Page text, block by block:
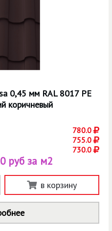
0,45 мм RAL 8017 РЕ
коричневый
780.0
755.0
730.0
руб за м2
в корзину